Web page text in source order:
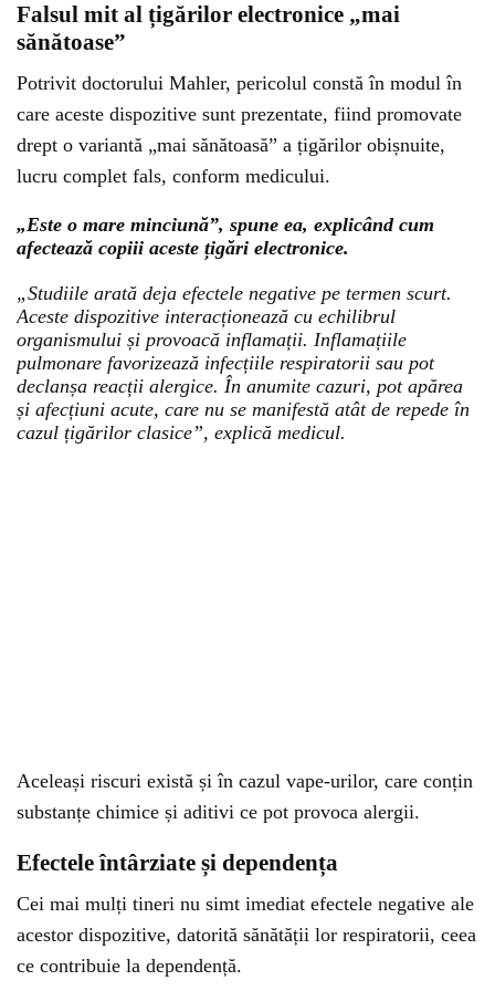
Falsul mit al țigărilor electronice „mai
sănătoase”
Potrivit doctorului Mahler, pericolul constă în modul în
care aceste dispozitive sunt prezentate, fiind promovate
drept o variantă „mai sănătoasă” a țigărilor obișnuite,
lucru complet fals, conform medicului.
„Este o mare minciună”, spune ea, explicând cum
afectează copiii aceste țigări electronice.
„Studiile arată deja efectele negative pe termen scurt.
Aceste dispozitive interacționează cu echilibrul
organismului și provoacă inflamații. Inflamațiile
pulmonare favorizează infecțiile respiratorii sau pot
declanșa reacții alergice. În anumite cazuri, pot apărea
și afecțiuni acute, care nu se manifestă atât de repede în
cazul țigărilor clasice”, explică medicul.
Aceleași riscuri există și în cazul vape-urilor, care conțin
substanțe chimice și aditivi ce pot provoca alergii.
Efectele întârziate și dependența
Cei mai mulți tineri nu simt imediat efectele negative ale
acestor dispozitive, datorită sănătății lor respiratorii, ceea
ce contribuie la dependență.